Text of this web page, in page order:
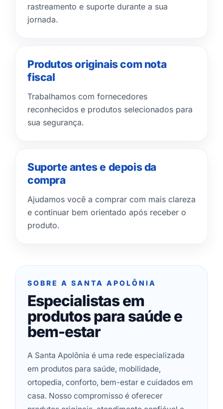
rastreamento e suporte durante a sua
jornada.
Produtos originais com nota
fiscal
Trabalhamos com fornecedores
reconhecidos e produtos selecionados para
sua segurança.
Suporte antes e depois da
compra
Ajudamos você a comprar com mais clareza
e continuar bem orientado após receber o
produto.
SOBRE A SANTA APOLÔNIA
Especialistas em
produtos para saúde e
bem-estar
A Santa Apolônia é uma rede especializada
em produtos para saúde, mobilidade,
ortopedia, conforto, bem-estar e cuidados em
casa. Nosso compromisso é oferecer